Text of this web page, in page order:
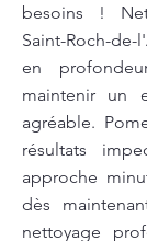
besoins !
Saint-Roch-
en
maintenir un
agréable.
résultats
approche
dès
nettoyage